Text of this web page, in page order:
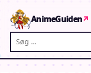
AnimeGuiden↗
Søg på AnimeGuiden